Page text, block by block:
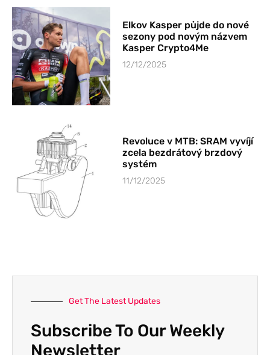
Elkov Kasper půjde do nové
sezony pod novým názvem
Kasper Crypto4Me
12/12/2025
Revoluce v MTB: SRAM vyvíjí
zcela bezdrátový brzdový
systém
11/12/2025
Get The Latest Updates
Subscribe To Our Weekly
Newsletter